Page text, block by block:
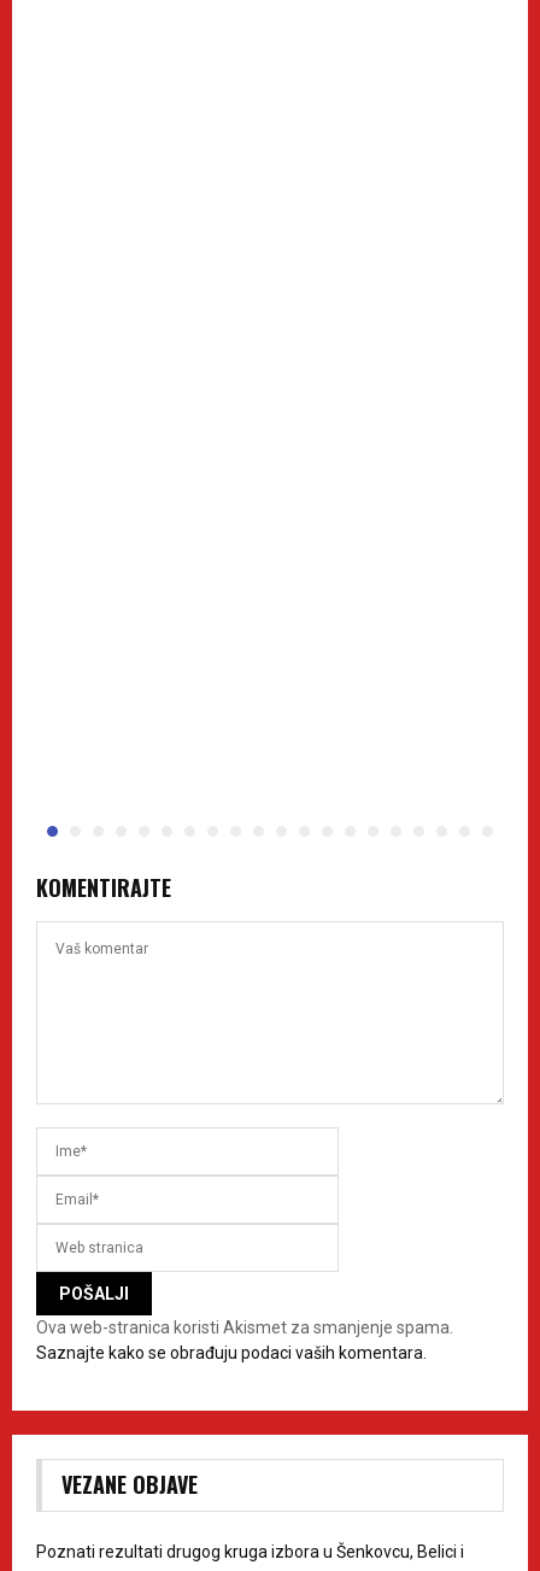
KOMENTIRAJTE
Ova web-stranica koristi Akismet za smanjenje spama.
Saznajte kako se obrađuju podaci vaših komentara.
VEZANE OBJAVE
Poznati rezultati drugog kruga izbora u Šenkovcu, Belici i